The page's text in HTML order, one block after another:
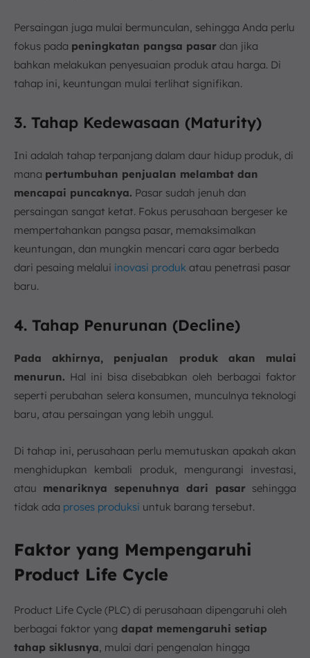
Persaingan juga mulai bermunculan, sehingga Anda perlu
fokus pada peningkatan pangsa pasar dan jika
bahkan melakukan penyesuaian produk atau harga. Di
tahap ini, keuntungan mulai terlihat signifikan.
3. Tahap Kedewasaan (Maturity)
Ini adalah tahap terpanjang dalam daur hidup produk, di
mana pertumbuhan penjualan melambat dan
mencapai puncaknya. Pasar sudah jenuh dan
persaingan sangat ketat. Fokus perusahaan bergeser ke
mempertahankan pangsa pasar, memaksimalkan
keuntungan, dan mungkin mencari cara agar berbeda
dari pesaing melalui inovasi produk atau penetrasi pasar
baru.
4. Tahap Penurunan (Decline)
Pada akhirnya, penjualan produk akan mulai
menurun. Hal ini bisa disebabkan oleh berbagai faktor
seperti perubahan selera konsumen, munculnya teknologi
baru, atau persaingan yang lebih unggul.
Di tahap ini, perusahaan perlu memutuskan apakah akan
menghidupkan kembali produk, mengurangi investasi,
atau menariknya sepenuhnya dari pasar sehingga
tidak ada proses produksi untuk barang tersebut.
Faktor yang Mempengaruhi
Product Life Cycle
Product Life Cycle (PLC) di perusahaan dipengaruhi oleh
berbagai faktor yang dapat memengaruhi setiap
tahap siklusnya , mulai dari pengenalan hingga